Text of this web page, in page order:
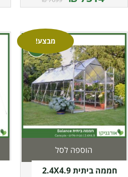
מבצע!
חממה ביתית 2.4X4.9
הוספה לסל